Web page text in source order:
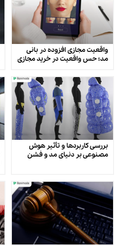
واقعیت مجازی افزوده در بانی
مد؛ حس واقعیت در خرید مجازی
بررسی کاربردها و تأثیر هوش
مصنوعی بر دنیای مد و فشن